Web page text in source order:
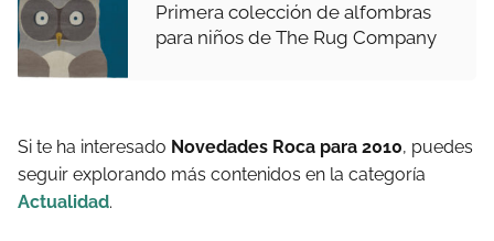
Primera colección de alfombras
para niños de The Rug Company
Si te ha interesado Novedades Roca para 2010, puedes
seguir explorando más contenidos en la categoría
Actualidad.